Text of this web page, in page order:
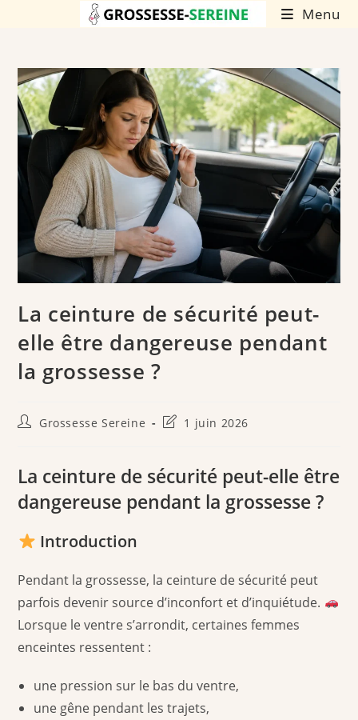
Menu
La ceinture de sécurité peut-
elle être dangereuse pendant
la grossesse ?
Auteur/autrice
publication :
Grossesse Sereine
Dernière
la
publication :
1 juin 2026
La ceinture de sécurité peut-elle être
dangereuse pendant la grossesse ?
Introduction
Pendant la grossesse, la ceinture de sécurité peut
parfois devenir source d’inconfort et d’inquiétude.
Lorsque le ventre s’arrondit, certaines femmes
enceintes ressentent :
une pression sur le bas du ventre,
une gêne pendant les trajets,